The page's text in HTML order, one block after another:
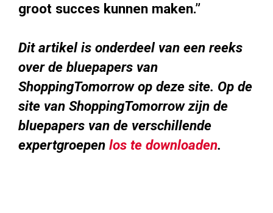
groot succes kunnen maken.”
Dit artikel is onderdeel van een reeks
over de bluepapers van
ShoppingTomorrow op deze site. Op de
site van ShoppingTomorrow zijn de
bluepapers van de verschillende
expertgroepen los te downloaden.